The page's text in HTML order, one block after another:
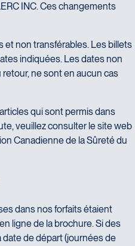
INC. Ces changements
et non transférables. Les billets
indiquées. Les dates non
ne sont en aucun cas
qui sont permis dans
veuillez consulter le site web
Canadienne de la Sûreté du
dans nos forfaits étaient
ligne de la brochure. Si des
date de départ (journées de